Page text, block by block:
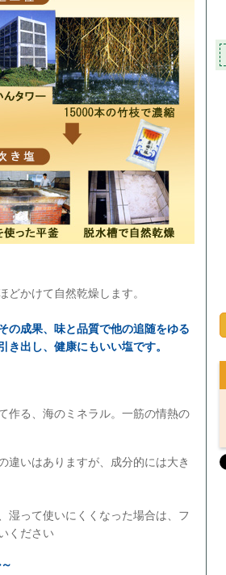
かけて自然乾燥します。
の成果、味と品質で他の追随をゆる
出し、健康にもいい塩です。
作る、海のミネラル。一筋の情熱の
違いはありますが、成分的には大き
湿って使いにくくなった場合は、フ
ください